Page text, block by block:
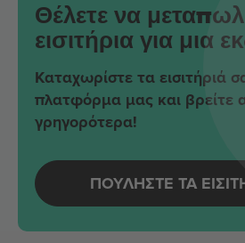
Θέλετε να
εισιτήρια για μια
Καταχωρίστε τα εισιτήριά
πλατφόρμα μας και βρείτε
γρηγορότερα!
ΠΟΥΛΉΣΤΕ ΤΑ